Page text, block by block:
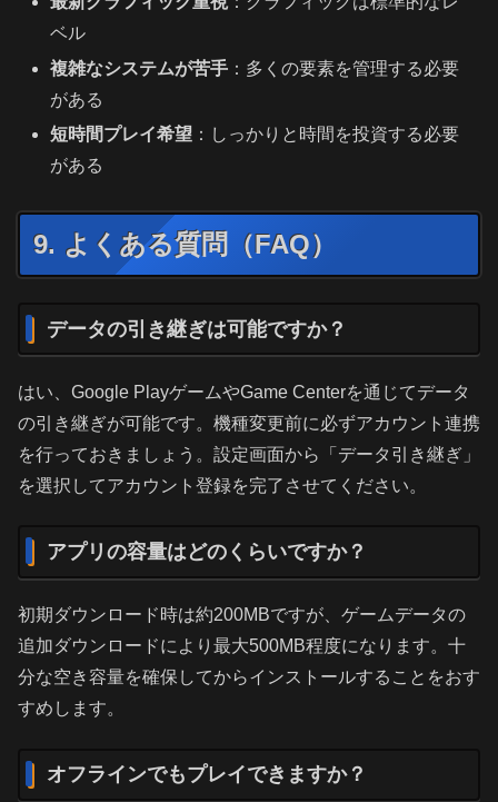
ベル
複雑なシステムが苦手 ：多くの要素を管理する必要
がある
短時間プレイ希望 ：しっかりと時間を投資する必要
がある
9. よくある質問（FAQ）
データの引き継ぎは可能ですか？
はい、Google PlayゲームやGame Centerを通じてデータ
の引き継ぎが可能です。機種変更前に必ずアカウント連携
を行っておきましょう。設定画面から「データ引き継ぎ」
を選択してアカウント登録を完了させてください。
アプリの容量はどのくらいですか？
初期ダウンロード時は約200MBですが、ゲームデータの
追加ダウンロードにより最大500MB程度になります。十
分な空き容量を確保してからインストールすることをおす
すめします。
オフラインでもプレイできますか？